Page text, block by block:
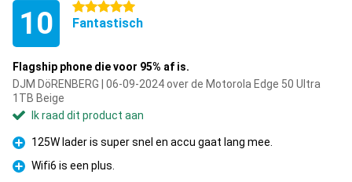
10 5 sterren
Fantastisch
Flagship phone die voor 95% af is.
DJM DöRENBERG | 06-09-2024 over de Motorola Edge 50 Ultra
1TB Beige
Ik raad dit product aan
Pluspunt
125W lader is super snel en accu gaat lang mee.
Pluspunt
Wifi6 is een plus.